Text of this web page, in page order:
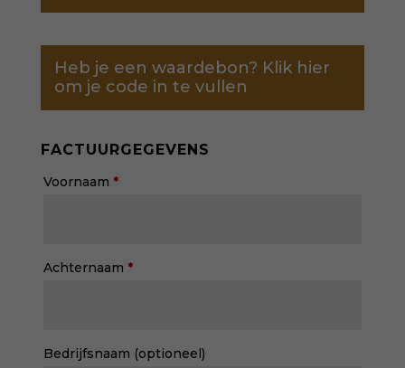
Heb je een waardebon? Klik hier
om je code in te vullen
FACTUURGEGEVENS
Voornaam *
Achternaam *
Bedrijfsnaam (optioneel)